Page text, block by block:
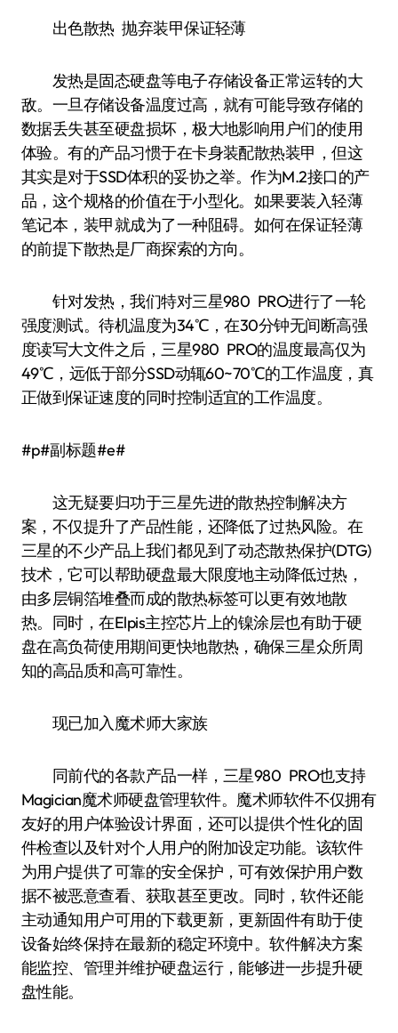
出色散热 抛弃装甲保证轻薄
发热是固态硬盘等电子存储设备正常运转的大
敌。一旦存储设备温度过高，就有可能导致存储的
数据丢失甚至硬盘损坏，极大地影响用户们的使用
体验。有的产品习惯于在卡身装配散热装甲，但这
其实是对于SSD体积的妥协之举。作为M.2接口的产
品，这个规格的价值在于小型化。如果要装入轻薄
笔记本，装甲就成为了一种阻碍。如何在保证轻薄
的前提下散热是厂商探索的方向。
针对发热，我们特对三星980 PRO进行了一轮
强度测试。待机温度为34℃，在30分钟无间断高强
度读写大文件之后，三星980 PRO的温度最高仅为
49℃，远低于部分SSD动辄60~70℃的工作温度，真
正做到保证速度的同时控制适宜的工作温度。
#p#副标题#e#
这无疑要归功于三星先进的散热控制解决方
案，不仅提升了产品性能，还降低了过热风险。在
三星的不少产品上我们都见到了动态散热保护(DTG)
技术，它可以帮助硬盘最大限度地主动降低过热，
由多层铜箔堆叠而成的散热标签可以更有效地散
热。同时，在Elpis主控芯片上的镍涂层也有助于硬
盘在高负荷使用期间更快地散热，确保三星众所周
知的高品质和高可靠性。
现已加入魔术师大家族
同前代的各款产品一样，三星980 PRO也支持
Magician魔术师硬盘管理软件。魔术师软件不仅拥有
友好的用户体验设计界面，还可以提供个性化的固
件检查以及针对个人用户的附加设定功能。该软件
为用户提供了可靠的安全保护，可有效保护用户数
据不被恶意查看、获取甚至更改。同时，软件还能
主动通知用户可用的下载更新，更新固件有助于使
设备始终保持在最新的稳定环境中。软件解决方案
能监控、管理并维护硬盘运行，能够进一步提升硬
盘性能。